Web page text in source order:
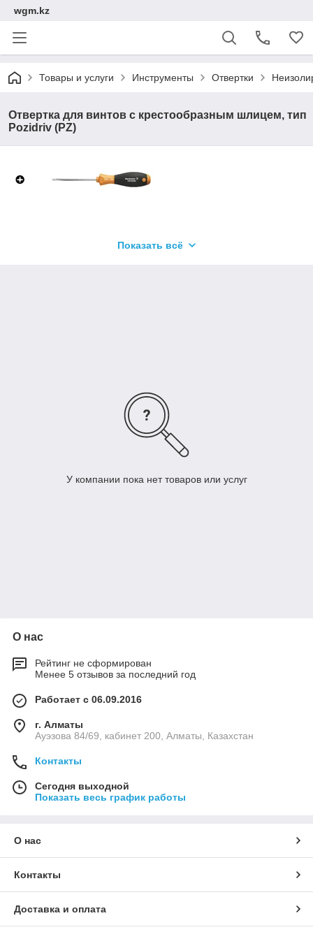
wgm.kz
Товары и услуги Инструменты Отвертки
Отвертка для винтов с крестообразным шлицем, тип
Pozidriv (PZ)
DIN 5262, ISO 8764/2-PZ, выходной присоединительный
Показать всё
У компании пока нет товаров или услуг
О нас
Рейтинг не сформирован
Менее 5 отзывов за последний год
Работает с 06.09.2016
г. Алматы
Ауэзова 84/69, кабинет 200, Алматы, Казахстан
Контакты
Сегодня выходной
Показать весь график работы
О нас
Контакты
Доставка и оплата